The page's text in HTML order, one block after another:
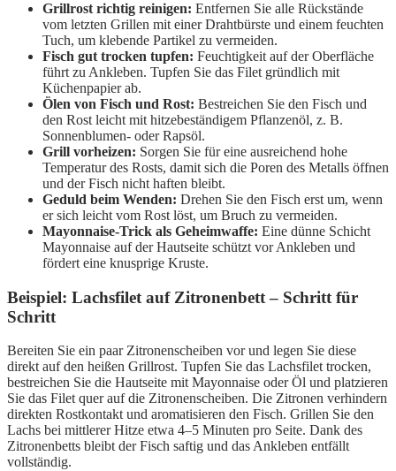
Grillrost richtig reinigen: Entfernen Sie alle Rückstände
vom letzten Grillen mit einer Drahtbürste und einem feuchten
Tuch, um klebende Partikel zu vermeiden.
Fisch gut trocken tupfen: Feuchtigkeit auf der Oberfläche
führt zu Ankleben. Tupfen Sie das Filet gründlich mit
Küchenpapier ab.
Ölen von Fisch und Rost: Bestreichen Sie den Fisch und
den Rost leicht mit hitzebeständigem Pflanzenöl, z. B.
Sonnenblumen- oder Rapsöl.
Grill vorheizen: Sorgen Sie für eine ausreichend hohe
Temperatur des Rosts, damit sich die Poren des Metalls öffnen
und der Fisch nicht haften bleibt.
Geduld beim Wenden: Drehen Sie den Fisch erst um, wenn
er sich leicht vom Rost löst, um Bruch zu vermeiden.
Mayonnaise-Trick als Geheimwaffe: Eine dünne Schicht
Mayonnaise auf der Hautseite schützt vor Ankleben und
fördert eine knusprige Kruste.
Beispiel: Lachsfilet auf Zitronenbett – Schritt für
Schritt
Bereiten Sie ein paar Zitronenscheiben vor und legen Sie diese
direkt auf den heißen Grillrost. Tupfen Sie das Lachsfilet trocken,
bestreichen Sie die Hautseite mit Mayonnaise oder Öl und platzieren
Sie das Filet quer auf die Zitronenscheiben. Die Zitronen verhindern
direkten Rostkontakt und aromatisieren den Fisch. Grillen Sie den
Lachs bei mittlerer Hitze etwa 4–5 Minuten pro Seite. Dank des
Zitronenbetts bleibt der Fisch saftig und das Ankleben entfällt
vollständig.